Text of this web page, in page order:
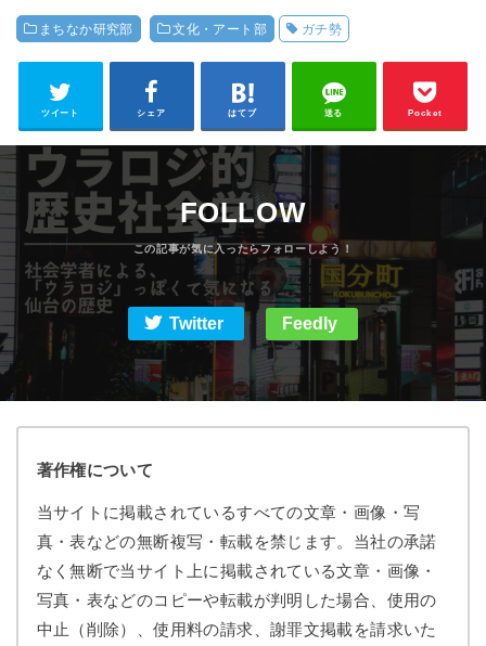
台三十三観音を巡っ
てきてよ！】
巡礼 薬師堂編】
まちなか研究部 文化・アート部 ガチ勢
ツイート シェア はてブ 送る Pocket
FOLLOW
Twitter Feedly
著作権について
当サイトに掲載されているすべての文章・画像・写
真・表などの無断複写・転載を禁じます。当社の承諾
なく無断で当サイト上に掲載されている文章・画像・
写真・表などのコピーや転載が判明した場合、使用の
中止（削除）、使用料の請求、謝罪文掲載を請求いた